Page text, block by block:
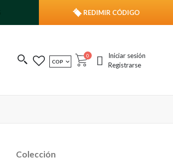
REDIMIR CÓDIGO
MONEDA
COP Cart
0 publicacionesIniciar sesión
Registrarse
Colección